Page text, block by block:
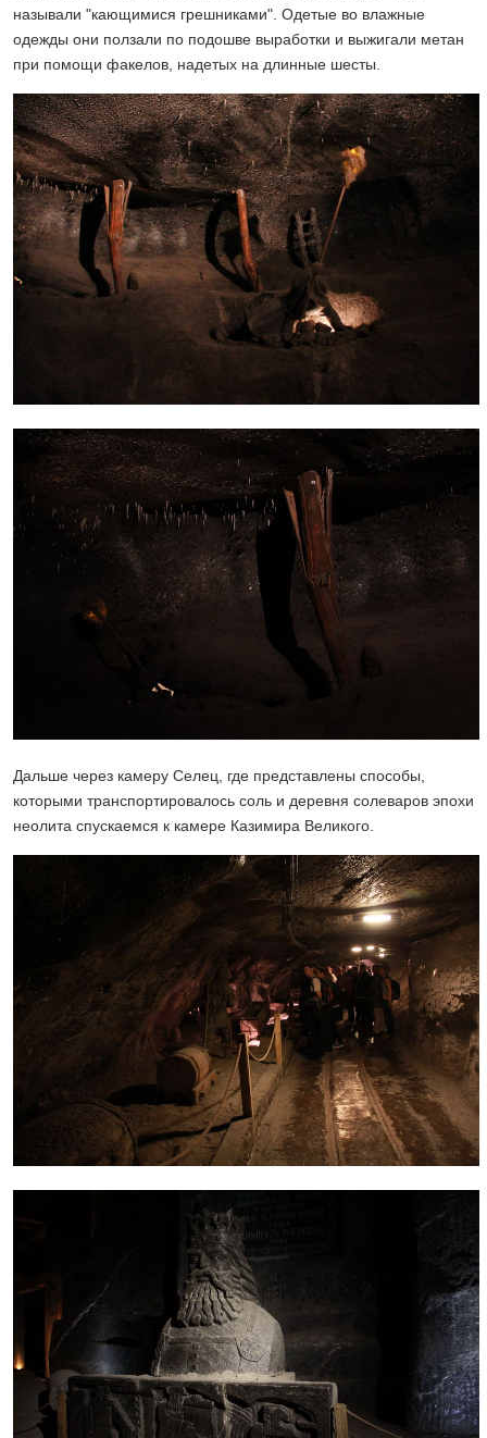
называли "кающимися грешниками". Одетые во влажные
одежды они ползали по подошве выработки и выжигали метан
при помощи факелов, надетых на длинные шесты.
Дальше через камеру Селец, где представлены способы,
которыми транспортировалось соль и деревня солеваров эпохи
неолита спускаемся к камере Казимира Великого.